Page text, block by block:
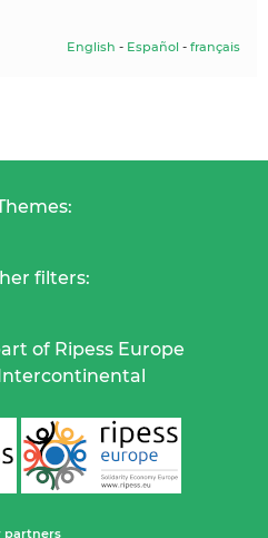
English - Español - français
filters:
of Ripess Europe
partners